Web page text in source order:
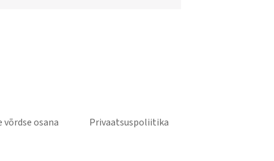
võrdse osana Privaatsuspoliitika